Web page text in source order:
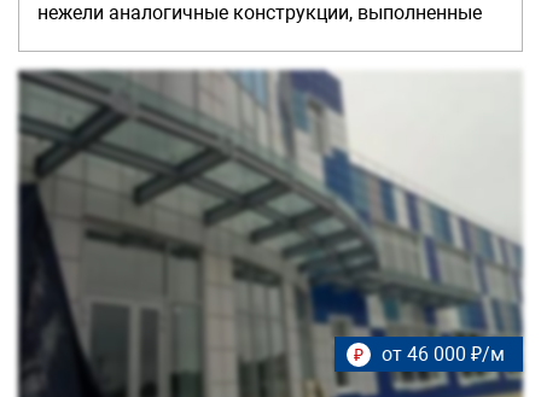
нежели аналогичные конструкции, выполненные
на внешнюю невесомость, которую внушает
прозрачное стекло, козырек на подвесах из
триплекса создает надежный барьер для любых
видов атмосферных осадков и проникновения
агрессивного солнечного излучения.
₽ от 46 000 ₽/м